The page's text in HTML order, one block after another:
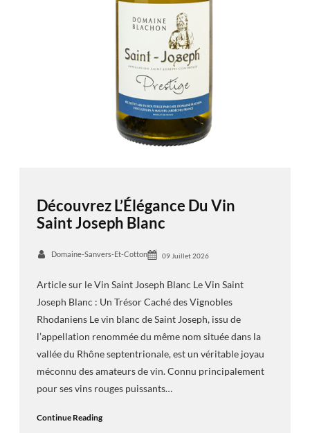
Découvrez L’Élégance Du Vin
Saint Joseph Blanc
Domaine-Sanvers-Et-Cotton 09 Juillet 2026
Article sur le Vin Saint Joseph Blanc Le Vin Saint
Joseph Blanc : Un Trésor Caché des Vignobles
Rhodaniens Le vin blanc de Saint Joseph, issu de
l’appellation renommée du même nom située dans la
vallée du Rhône septentrionale, est un véritable joyau
méconnu des amateurs de vin. Connu principalement
pour ses vins rouges puissants…
Continue Reading